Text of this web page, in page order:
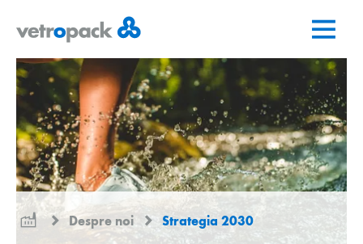
pagina
pornire
conținut
contact
Despre noi Strategia 2030